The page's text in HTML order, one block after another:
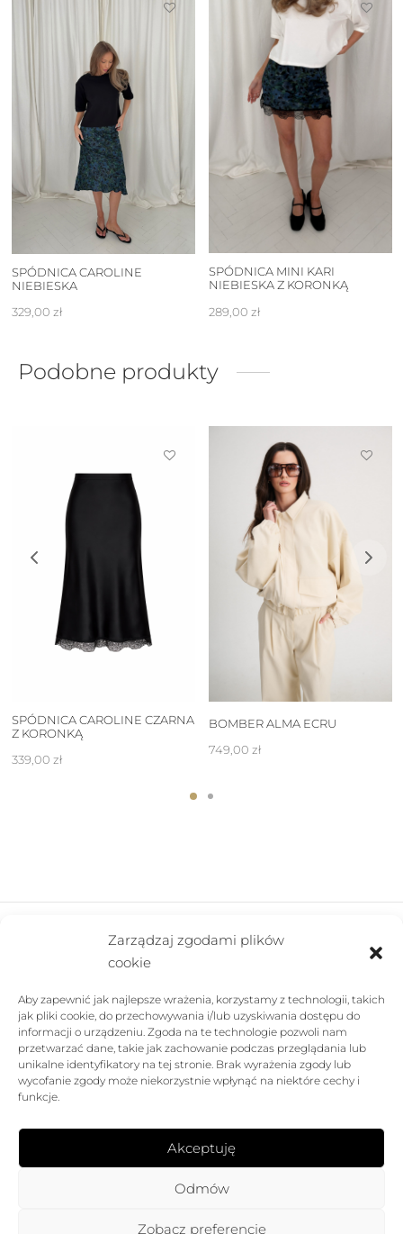
Zarządzaj zgodami plików
cookie
Aby zapewnić jak najlepsze wrażenia, korzystamy z technologii, takich
jak pliki cookie, do przechowywania i/lub uzyskiwania dostępu do
informacji o urządzeniu. Zgoda na te technologie pozwoli nam
przetwarzać dane, takie jak zachowanie podczas przeglądania lub
unikalne identyfikatory na tej stronie. Brak wyrażenia zgody lub
wycofanie zgody może niekorzystnie wpłynąć na niektóre cechy i
funkcje.
Akceptuję
Odmów
Zobacz preferencje
SPÓDNICA CAROLINE
NIEBIESKA
329,00 zł
SPÓDNICA MINI KARI
NIEBIESKA Z KORONKĄ
289,00 zł
Podobne produkty
SPÓDNICA CAROLINE CZARNA
Z KORONKĄ
339,00 zł
BOMBER ALMA ECRU
749,00 zł
POMOC
SKLEP
FOLLOW US